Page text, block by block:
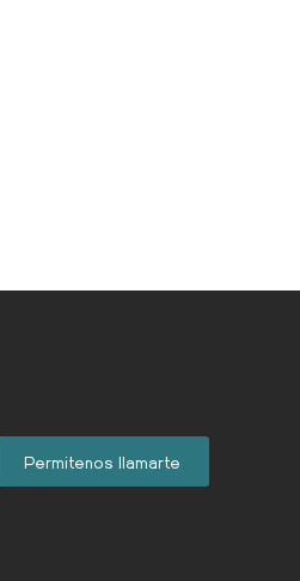
Permitenos llamarte